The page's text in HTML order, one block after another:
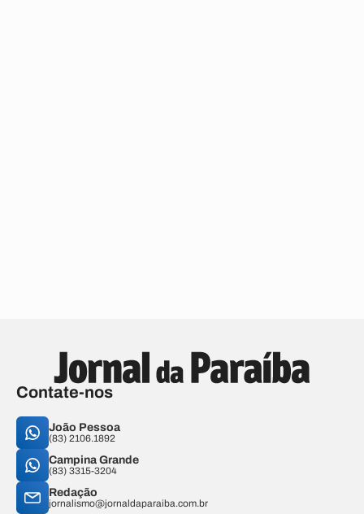
Contate-nos
João Pessoa
(83) 2106.1892
Campina Grande
(83) 3315-3204
Redação
jornalismo@jornaldaparaiba.com.br